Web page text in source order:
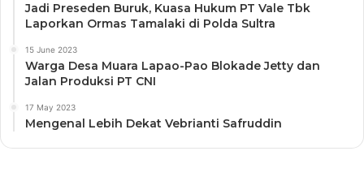
Jadi Preseden Buruk, Kuasa Hukum PT Vale Tbk
Laporkan Ormas Tamalaki di Polda Sultra
15 June 2023
Warga Desa Muara Lapao-Pao Blokade Jetty dan
Jalan Produksi PT CNI
17 May 2023
Mengenal Lebih Dekat Vebrianti Safruddin